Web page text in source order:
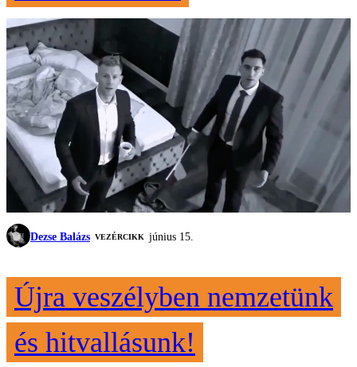
Dezse Balázs VEZÉRCIKK június 15.
Újra veszélyben nemzetünk
és hitvallásunk!